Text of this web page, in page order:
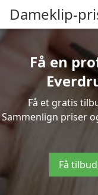
Dameklip-
Få en
Få et gratis
Sammenlign priser
Få